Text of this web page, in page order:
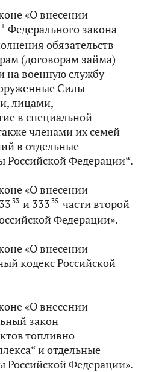
«О внесении
1 Федерального закона
обязательств
(договорам займа)
военную службу
Силы
лицами,
в специальной
членами их семей
в отдельные
Российской Федерации“.
«О внесении
33 и 333 35 части второй
Федерации».
«О внесении
кодекс Российской
«О внесении
закон
топливно-
и отдельные
Российской Федерации».